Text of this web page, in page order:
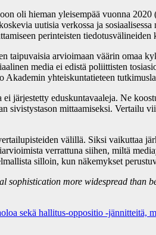
oli hieman yleisempää vuonna
uutisia verkossa ja
perinteisten
arvioimaan väärin omaa
media ei edistä poliittisten
yhteiskuntatieteen
järjestetty eduskuntavaaleja. Ne
sivistystason mittaamiseksi.
välillä. Siksi vaikuttaa
verrattuna siihen, miltä
silloin, kun näkemykset
more widespread than
sekä hallitus-oppositio -jännitteitä,